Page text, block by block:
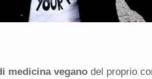
medicina veganodel proprio